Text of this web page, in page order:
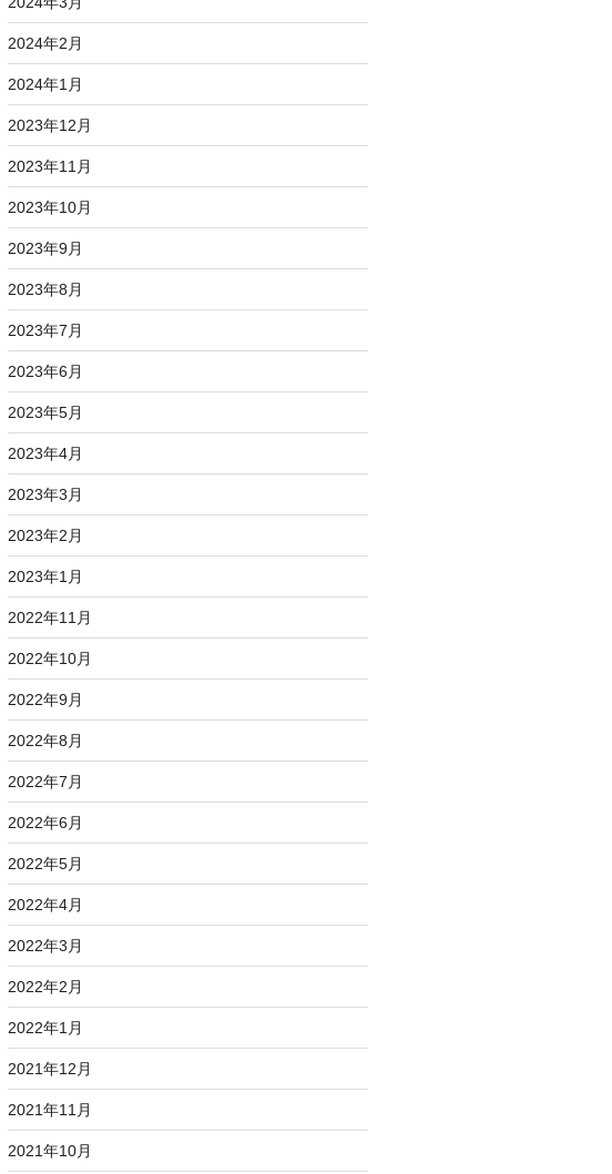
2024年2月
2024年1月
2023年12月
2023年11月
2023年10月
2023年9月
2023年8月
2023年7月
2023年6月
2023年5月
2023年4月
2023年3月
2023年2月
2023年1月
2022年11月
2022年10月
2022年9月
2022年8月
2022年7月
2022年6月
2022年5月
2022年4月
2022年3月
2022年2月
2022年1月
2021年12月
2021年11月
2021年10月